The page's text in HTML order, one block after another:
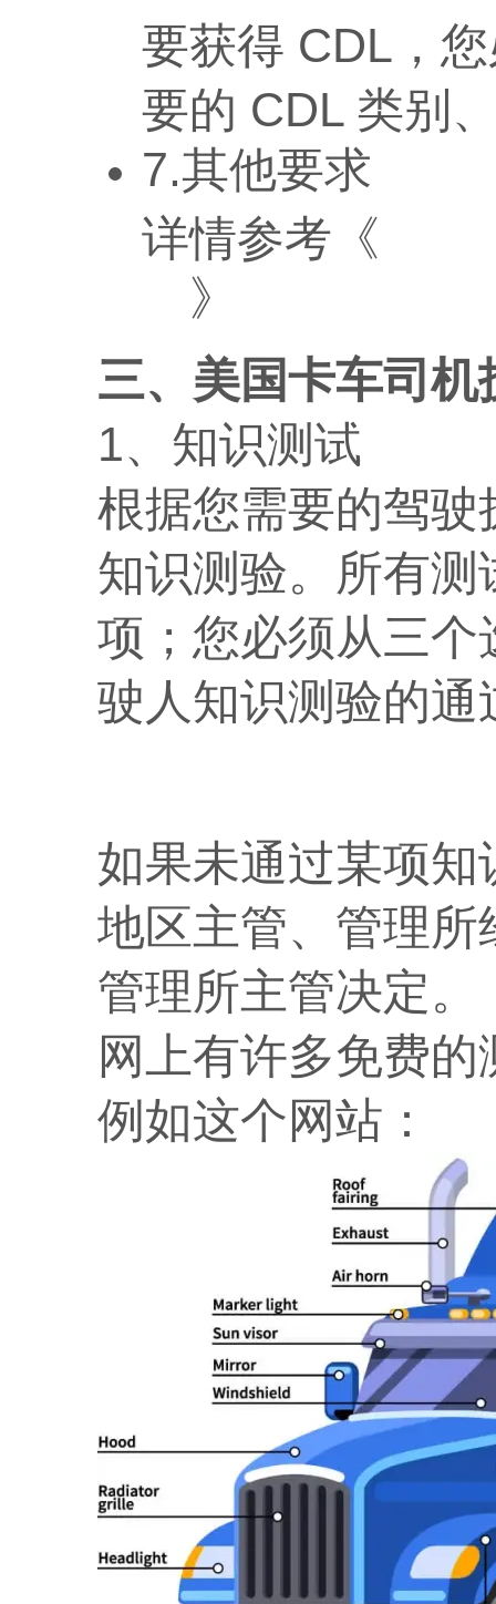
要获得 CDL，
要的 CDL 类别
7.其他要求
详情参考《
》
三、美国卡车司
1、知识测试
根据您需要的驾
知识测验。所有
项；您必须从三
驶人知识测验的
如果未通过某项
地区主管、管理
管理所主管决定。
网上有许多免费的
例如这个网站：